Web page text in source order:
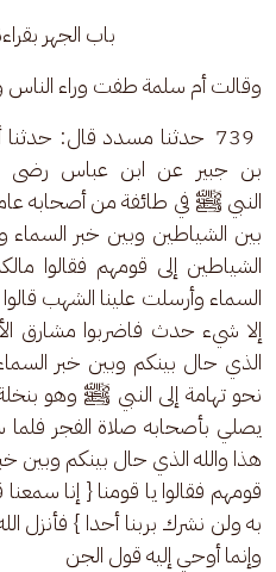
باب الجهر
وقالت أم سلمة طفت وراء الناس
739  حدثنا مسدد قال:
بن جبير عن ابن عباس رضى
النبي ﷺ في طائفة من أصحابه
بين الشياطين وبين خبر
الشياطين إلى قومهم فقالوا
السماء وأرسلت علينا الشهب
إلا شيء حدث فاضربوا مشارق
الذي حال بينكم وبين خبر
نحو تهامة إلى النبي ﷺ وهو
يصلي بأصحابه صلاة الفجر فلما
هذا والله الذي حال بينكم وبين
قومهم فقالوا يا قومنا { إنا
به ولن نشرك بربنا أحدا } فأنزل
وإنما أوحي إليه قول الجن